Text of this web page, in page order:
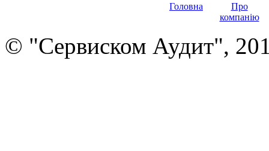
Головна
Про
компанію
© "Сервиском Аудит",